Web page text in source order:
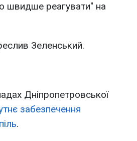
швидше реагувати" на
Зеленський.
Дніпропетровської
забезпечення
.